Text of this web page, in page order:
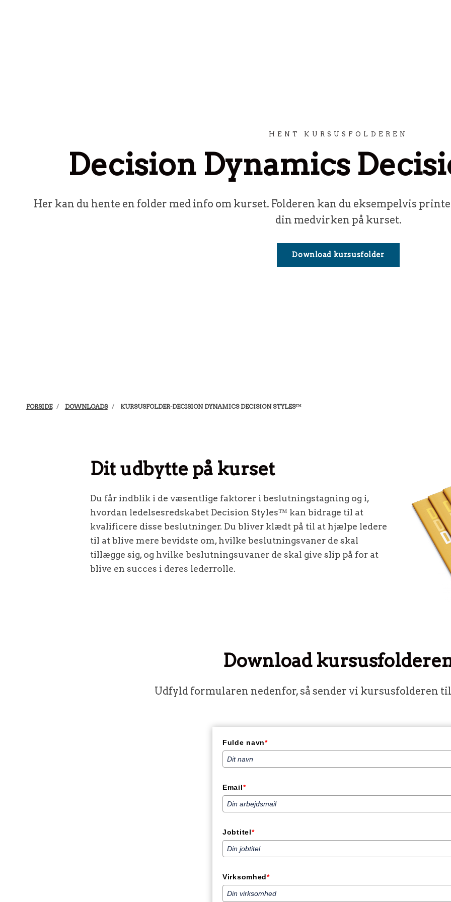
HENT KURSUSFOLDEREN
Decision Dynamics
Her kan du hente en folder med info om kurset. Folderen kan du eksempelvis
din medvirken på kurset.
Download kursusfolder
FORSIDE DOWNLOADS KURSUSFOLDER-DECISION DYNAMICS DECISION STYLES™
Dit udbytte på kurset
Du får indblik i de væsentlige faktorer i beslutningstagning og i,
hvordan ledelsesredskabet Decision Styles™ kan bidrage til at
kvalificere disse beslutninger. Du bliver klædt på til at hjælpe ledere
til at blive mere bevidste om, hvilke beslutningsvaner de skal
tillægge sig, og hvilke beslutningsuvaner de skal give slip på for at
blive en succes i deres lederrolle.
Download
Udfyld formularen nedenfor, så sender vi kursusfolderen
Fulde navn*
Email*
Jobtitel*
Virksomhed*